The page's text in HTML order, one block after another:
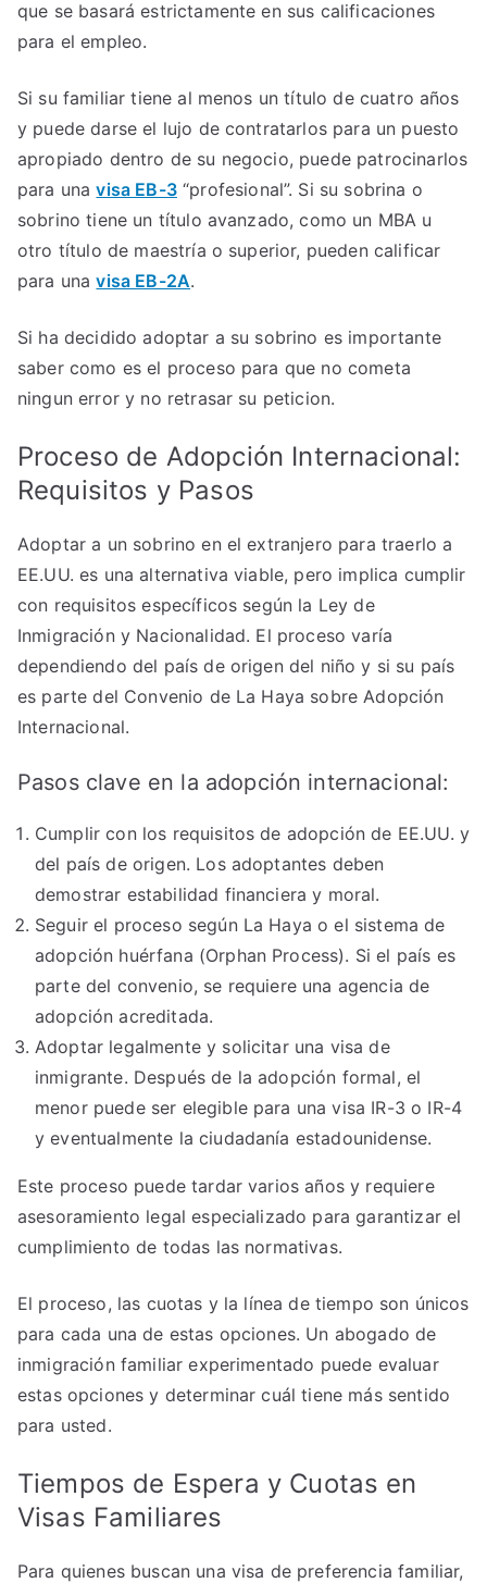
que se basará estrictamente en sus calificaciones
para el empleo.
Si su familiar tiene al menos un título de cuatro años
y puede darse el lujo de contratarlos para un puesto
apropiado dentro de su negocio, puede patrocinarlos
para unavisa EB-3“profesional”. Si su sobrina o
sobrino tiene un título avanzado, como un MBA u
otro título de maestría o superior, pueden calificar
para unavisa EB-2A.
Si ha decidido adoptar a su sobrino es importante
saber como es el proceso para que no cometa
ningun error y no retrasar su peticion.
Proceso de Adopción Internacional:
Requisitos y Pasos
Adoptar a un sobrino en el extranjero para traerlo a
EE.UU. es una alternativa viable, pero implica cumplir
con requisitos específicos según la Ley de
Inmigración y Nacionalidad. El proceso varía
dependiendo del país de origen del niño y si su país
es parte del Convenio de La Haya sobre Adopción
Internacional.
Pasos clave en la adopción internacional:
Cumplir con los requisitos de adopción de EE.UU. y
del país de origen. Los adoptantes deben
demostrar estabilidad financiera y moral.
Seguir el proceso según La Haya o el sistema de
adopción huérfana (Orphan Process). Si el país es
parte del convenio, se requiere una agencia de
adopción acreditada.
Adoptar legalmente y solicitar una visa de
inmigrante. Después de la adopción formal, el
menor puede ser elegible para una visa IR-3 o IR-4
y eventualmente la ciudadanía estadounidense.
Este proceso puede tardar varios años y requiere
asesoramiento legal especializado para garantizar el
cumplimiento de todas las normativas.
El proceso, las cuotas y la línea de tiempo son únicos
para cada una de estas opciones. Un abogado de
inmigración familiar experimentado puede evaluar
estas opciones y determinar cuál tiene más sentido
para usted.
Tiempos de Espera y Cuotas en
Visas Familiares
Para quienes buscan una visa de preferencia familiar,